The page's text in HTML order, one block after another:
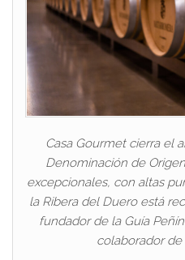
Casa Gourmet cierra el
Denominación de
excepcionales, con altas
la Ribera del Duero está
fundador de la Guía
colaborador de